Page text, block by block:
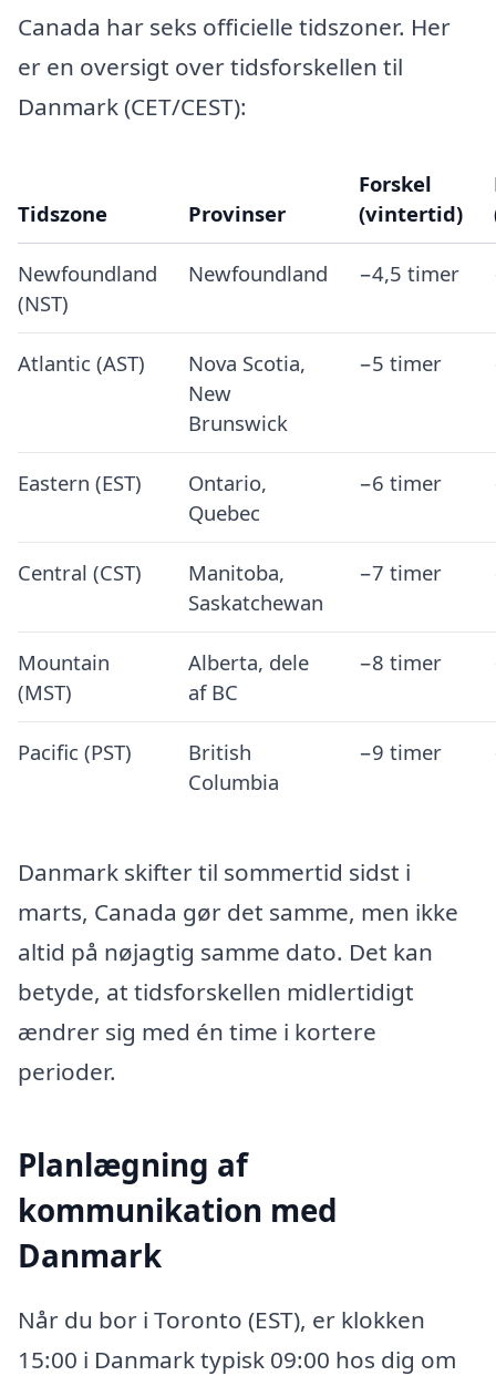
Canada har seks officielle tidszoner. Her
er en oversigt over tidsforskellen til
Danmark (CET/CEST):
Tidszone Provinser
Forskel
(vintertid)
Newfoundland
(NST)
Newfoundland −4,5 timer
Atlantic (AST)
Nova Scotia,
New
Brunswick
−5 timer
Eastern (EST)
Ontario,
Quebec
−6 timer
Central (CST)
Manitoba,
Saskatchewan
−7 timer
Mountain
(MST)
Alberta, dele
af BC
−8 timer
Pacific (PST)
British
Columbia
−9 timer
Danmark skifter til sommertid sidst i
marts, Canada gør det samme, men ikke
altid på nøjagtig samme dato. Det kan
betyde, at tidsforskellen midlertidigt
ændrer sig med én time i kortere
perioder.
Planlægning af
kommunikation med
Danmark
Når du bor i Toronto (EST), er klokken
15:00 i Danmark typisk 09:00 hos dig om